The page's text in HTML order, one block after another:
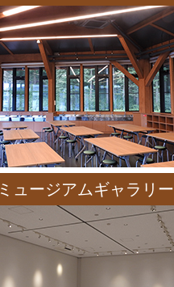
ミュージアムギャラリー